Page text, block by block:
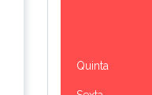
Quinta